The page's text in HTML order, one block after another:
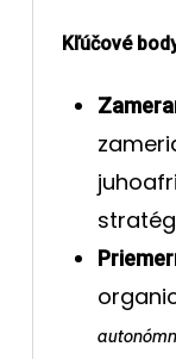
Kľúčové